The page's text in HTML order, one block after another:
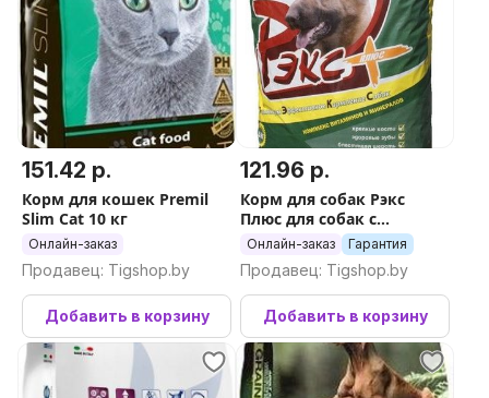
151.42 р.
Корм для кошек Premil
Slim Cat 10 кг
Онлайн-заказ
Продавец: Tigshop.by
Добавить в корзину
121.96 р.
Корм для собак Рэкс
Плюс для собак с
повышенной
активностью 20 кг
Онлайн-заказ Гарантия
Продавец: Tigshop.by
Добавить в корзину